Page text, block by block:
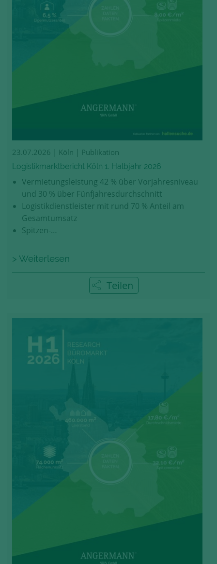
23.07.2026 | Köln | Publikation
Logistikmarktbericht Köln 1. Halbjahr 2026
Vermietungsleistung 42 % über Vorjahresniveau
und 30 % über Fünfjahresdurchschnitt
Logistikdienstleister mit rund 70 % Anteil am
Gesamtumsatz
Spitzen-…
> Weiterlesen
Teilen